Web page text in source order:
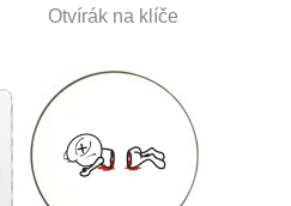
Otvírák na klíče